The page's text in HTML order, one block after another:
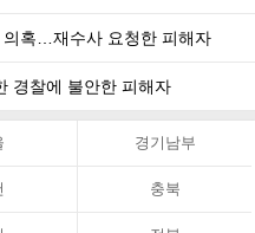
혹…재수사 요청한 피해자
경찰에 불안한 피해자
경기남부
충북